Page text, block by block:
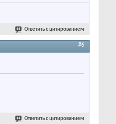
Ответить с цитированием
#6
Ответить с цитированием